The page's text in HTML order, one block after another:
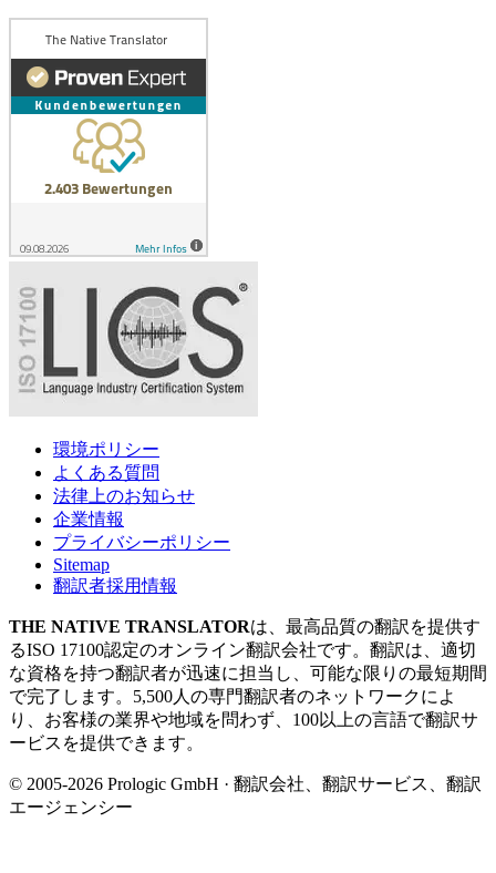
環境ポリシー
よくある質問
法律上のお知らせ
企業情報
プライバシーポリシー
Sitemap
翻訳者採用情報
THE NATIVE TRANSLATORは、最高品質の翻訳を提供す
るISO 17100認定のオンライン翻訳会社です。翻訳は、適切
な資格を持つ翻訳者が迅速に担当し、可能な限りの最短期間
で完了します。5,500人の専門翻訳者のネットワークによ
り、お客様の業界や地域を問わず、100以上の言語で翻訳サ
ービスを提供できます。
© 2005-2026 Prologic GmbH · 翻訳会社、翻訳サービス、翻訳
エージェンシー